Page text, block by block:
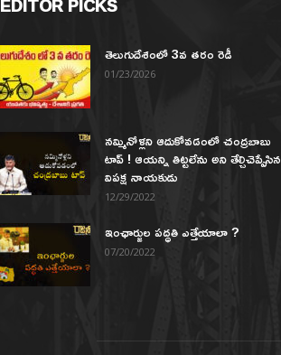
తెలుగుదేశంలో 3వ తరం రెడీ
01/23/2026
నమ్మినోళ్లని ఆదుకోవడంలో చంద్రబాబు
టాప్ ! ఆయన్ని తిట్టలేను అని తేల్చిచెప్పేసిన
విపక్ష నాయకుడు
12/29/2022
ఇంఛార్జుల పద్ధతి ఎత్తేయాలా ?
07/20/2022